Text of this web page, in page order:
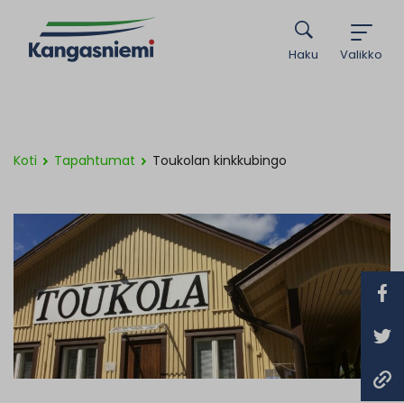
Valikko
Haku
Koti Tapahtumat Toukolan kinkkubingo